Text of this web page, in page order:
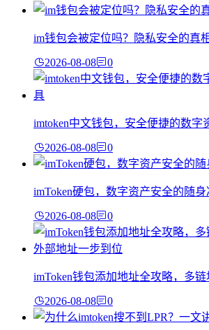
im钱包会被定位吗？隐私安全的真
2026-08-08 0
imtoken中文钱包，安全便捷的数字
2026-08-08 0
imToken硬包，数字资产安全的随
2026-08-08 0
imToken钱包添加地址全攻略，多
2026-08-08 0